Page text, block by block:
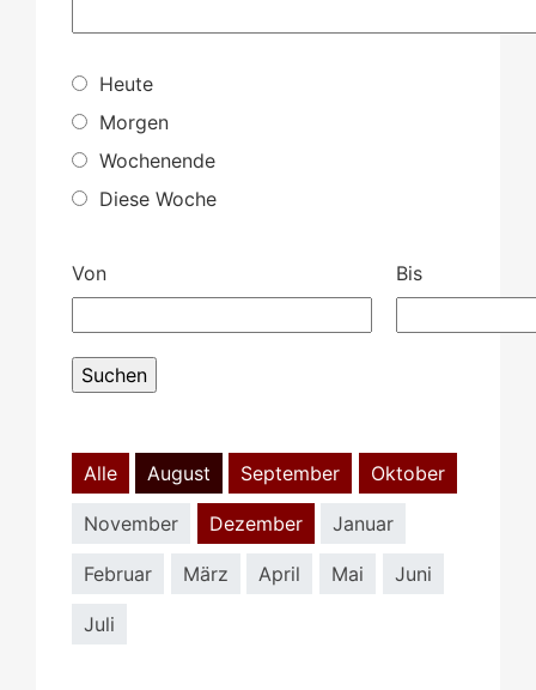
Heute
Morgen
Wochenende
Diese Woche
Von Bis
Alle August September Oktober
November Dezember Januar
Februar März April Mai Juni
Juli